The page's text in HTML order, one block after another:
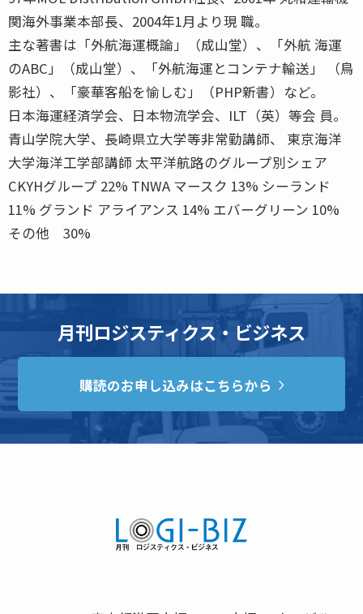
関海外事業本部長、2004年1月より現 職。
主な著書は「外航海運概論」（成山堂）、「外航 海運
のABC」（成山堂）、「外航海運とコンテナ輸送」 （鳥
影社）、「豪華客船を愉しむ」（PHP新書）など。
日本海運経済学会、日本物流学会、ILT（英）等会 員。
青山学院大学、長崎県立大学等非常勤講師、 東京海洋
大学海洋工学部講師 太平洋航路のグループ別シェア
CKYHグループ 22% TNWA マースク 13% シーランド
11% グランド アライアンス 14% エバーグリーン 10%
その他 30%
月刊ロジスティクス・ビジネス
購読のお申し込みはこちらから